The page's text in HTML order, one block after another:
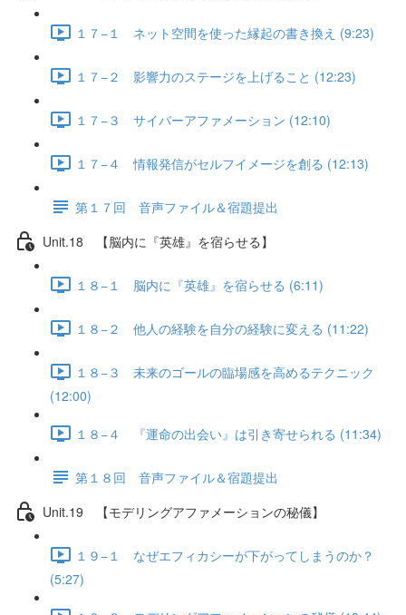
１７−１ ネット空間を使った縁起の書き換え (9:23)
１７−２ 影響力のステージを上げること (12:23)
１７−３ サイバーアファメーション (12:10)
１７−４ 情報発信がセルフイメージを創る (12:13)
第１７回 音声ファイル＆宿題提出
Unit.18 【脳内に『英雄』を宿らせる】
１８−１ 脳内に『英雄』を宿らせる (6:11)
１８−２ 他人の経験を自分の経験に変える (11:22)
１８−３ 未来のゴールの臨場感を高めるテクニック
(12:00)
１８−４ 『運命の出会い』は引き寄せられる (11:34)
第１８回 音声ファイル＆宿題提出
Unit.19 【モデリングアファメーションの秘儀】
１９−１ なぜエフィカシーが下がってしまうのか？
(5:27)